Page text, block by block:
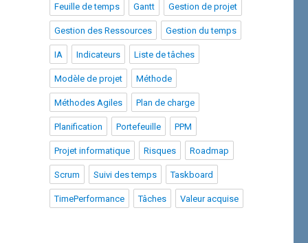
Feuille de temps Gantt Gestion de projet
Gestion des Ressources Gestion du temps
IA Indicateurs Liste de tâches
Modèle de projet Méthode
Méthodes Agiles Plan de charge
Planification Portefeuille PPM
Projet informatique Risques Roadmap
Scrum Suivi des temps Taskboard
TimePerformance Tâches Valeur acquise